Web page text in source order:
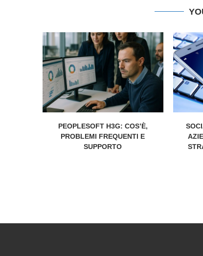
PEOPLESOFT H3G: COS’È,
PROBLEMI FREQUENTI E
SUPPORTO